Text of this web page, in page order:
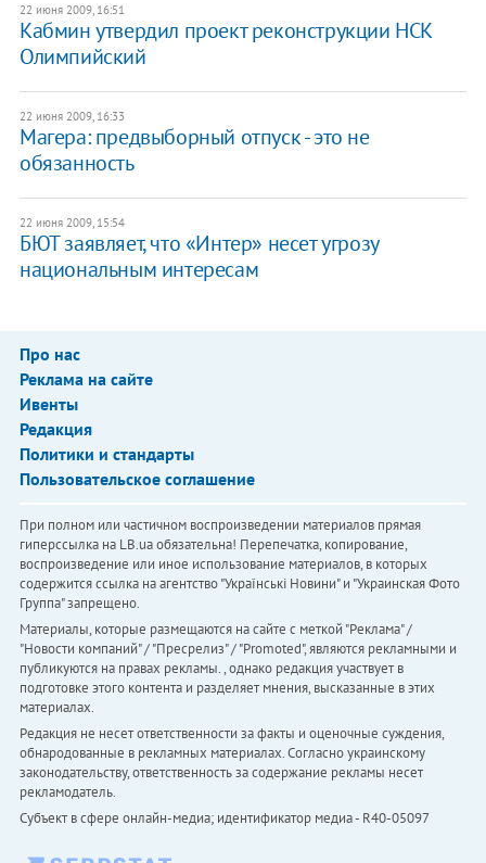
22 июня 2009, 16:51
Кабмин утвердил проект реконструкции НСК
Олимпийский
22 июня 2009, 16:33
Магера: предвыборный отпуск - это не
обязанность
22 июня 2009, 15:54
БЮТ заявляет, что «Интер» несет угрозу
национальным интересам
Про нас
Реклама на сайте
Ивенты
Редакция
Политики и стандарты
Пользовательское соглашение
При полном или частичном воспроизведении материалов прямая
гиперссылка на LB.ua обязательна! Перепечатка, копирование,
воспроизведение или иное использование материалов, в которых
содержится ссылка на агентство "Українськi Новини" и "Украинская Фото
Группа" запрещено.
Материалы, которые размещаются на сайте с меткой "Реклама" /
"Новости компаний" / "Пресрелиз" / "Promoted", являются рекламными и
публикуются на правах рекламы. , однако редакция участвует в
подготовке этого контента и разделяет мнения, высказанные в этих
материалах.
Редакция не несет ответственности за факты и оценочные суждения,
обнародованные в рекламных материалах. Согласно украинскому
законодательству, ответственность за содержание рекламы несет
рекламодатель.
Субъект в сфере онлайн-медиа; идентификатор медиа - R40-05097